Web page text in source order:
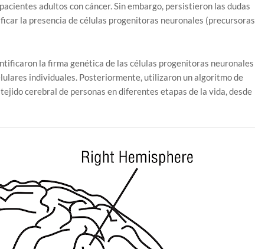
adultos con cáncer. Sin embargo, persistieron las dudas
la presencia de células progenitoras neuronales (precursoras
la firma genética de las células progenitoras neuronales
individuales. Posteriormente, utilizaron un algoritmo de
cerebral de personas en diferentes etapas de la vida, desde